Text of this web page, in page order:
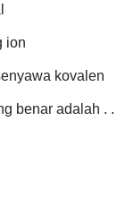
ion
kovalen
benar adalah . .